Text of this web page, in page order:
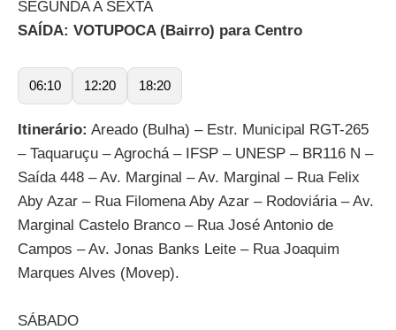
SEGUNDA A SEXTA
SAÍDA: VOTUPOCA (Bairro) para Centro
06:10 12:20 18:20
Itinerário: Areado (Bulha) – Estr. Municipal RGT-265
– Taquaruçu – Agrochá – IFSP – UNESP – BR116 N –
Saída 448 – Av. Marginal – Av. Marginal – Rua Felix
Aby Azar – Rua Filomena Aby Azar – Rodoviária – Av.
Marginal Castelo Branco – Rua José Antonio de
Campos – Av. Jonas Banks Leite – Rua Joaquim
Marques Alves (Movep).
SÁBADO